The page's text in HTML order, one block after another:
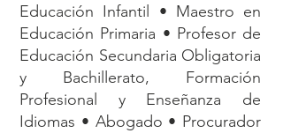
Educación Infantil • Maestro en
Educación Primaria • Profesor de
Educación Secundaria Obligatoria
y Bachillerato, Formación
Profesional y Enseñanza de
Idiomas • Abogado • Procurador